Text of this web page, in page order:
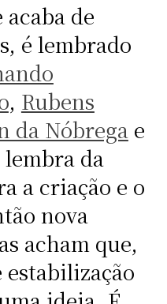
acaba de
é lembrado
, Rubens
da Nóbrega e
lembra da
a criação e o
nova
acham que,